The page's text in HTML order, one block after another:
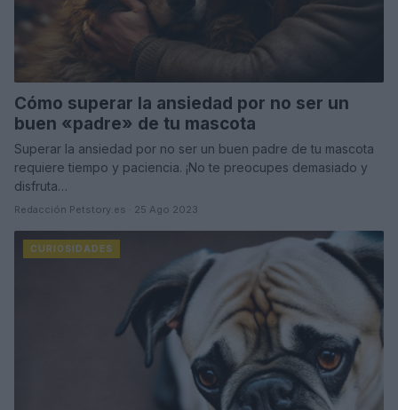
Cómo superar la ansiedad por no ser un
buen «padre» de tu mascota
Superar la ansiedad por no ser un buen padre de tu mascota
requiere tiempo y paciencia. ¡No te preocupes demasiado y
disfruta…
Redacción Petstory.es · 25 Ago 2023
CURIOSIDADES